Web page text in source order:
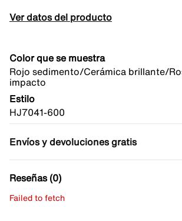
Ver datos del producto
Color que se muestra
Rojo sedimento/Cerámica brillante/
impacto
Estilo
HJ7041-600
Envíos y devoluciones gratis
Reseñas (0)
Failed to fetch